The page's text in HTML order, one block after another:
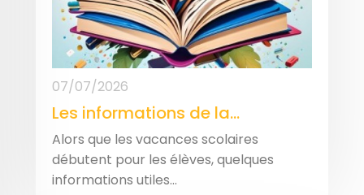
07/07/2026
Les informations de la...
Alors que les vacances scolaires
débutent pour les élèves, quelques
informations utiles...